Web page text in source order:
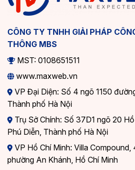
CÔNG TY TNHH GIẢI PHÁP
THÔNG MBS
MST: 0108651511
www.maxweb.vn
VP Đại Diện: Số 4 ngõ 1150
Thành phố Hà Nội
Trụ Sở Chính: Số 37D1 ngõ 20
Phú Diễn, Thành phố Hà Nội
VP Hồ Chí Minh: Villa Compound,
phường An Khánh, Hồ Chí Minh